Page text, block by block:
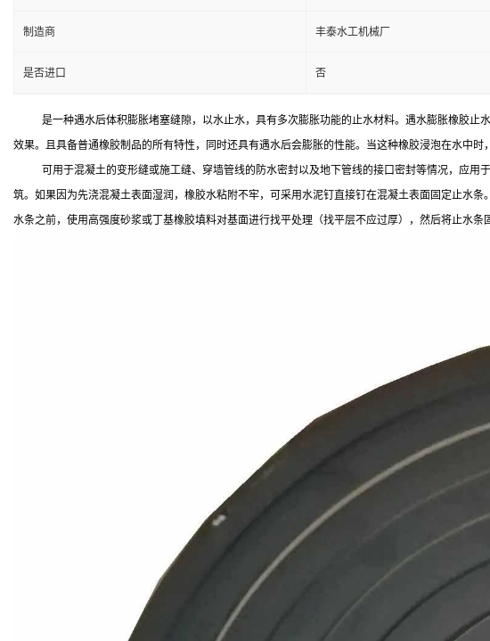
制造商 丰泰水工机械厂
是否进口 否
是一种遇水后体积膨胀堵塞缝隙，以水止水，具有多次膨胀功能的止水材料。遇水膨胀橡胶
效果。且具备普通橡胶制品的所有特性，同时还具有遇水后会膨胀的性能。当这种橡胶浸泡在水中时
可用于混凝土的变形缝或施工缝、穿墙管线的防水密封以及地下管线的接口密封等情况，应
筑。如果因为先浇混凝土表面湿润，橡胶水粘附不牢，可采用水泥钉直接钉在混凝土表面固定止水
水条之前，使用高强度砂浆或丁基橡胶填料对基面进行找平处理（找平层不应过厚），然后将止水条